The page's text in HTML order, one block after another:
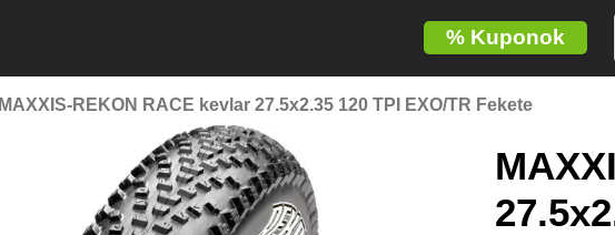
%Kuponok
MAXXIS-REKON RACE kevlar 27.5x2.35 120 TPI EXO/TR Fekete